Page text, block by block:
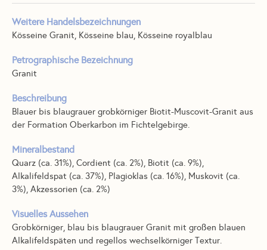
Weitere Handelsbezeichnungen
Kösseine Granit, Kösseine blau, Kösseine royalblau
Petrographische Bezeichnung
Granit
Beschreibung
Blauer bis blaugrauer grobkörniger Biotit-Muscovit-Granit aus
der Formation Oberkarbon im Fichtelgebirge.
Mineralbestand
Quarz (ca. 31%), Cordient (ca. 2%), Biotit (ca. 9%),
Alkalifeldspat (ca. 37%), Plagioklas (ca. 16%), Muskovit (ca.
3%), Akzessorien (ca. 2%)
Visuelles Aussehen
Grobkörniger, blau bis blaugrauer Granit mit großen blauen
Alkalifeldspäten und regellos wechselkörniger Textur.